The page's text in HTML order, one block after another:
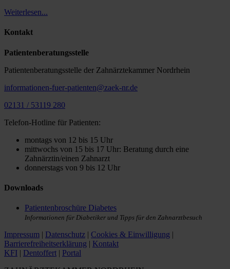
Weiterlesen...
Kontakt
Patientenberatungsstelle
Patientenberatungsstelle der Zahnärztekammer Nordrhein
informationen-fuer-patienten@zaek-nr.de
02131 / 53119 280
Telefon-Hotline für Patienten:
montags von 12 bis 15 Uhr
mittwochs von 15 bis 17 Uhr: Beratung durch eine
Zahnärztin/einen Zahnarzt
donnerstags von 9 bis 12 Uhr
Downloads
Patientenbroschüre Diabetes
Informationen für Diabetiker und Tipps für den Zahnarztbesuch
Impressum | Datenschutz | Cookies & Einwilligung |
Barrierefreiheitserklärung | Kontakt
KFI | Dentoffert | Portal